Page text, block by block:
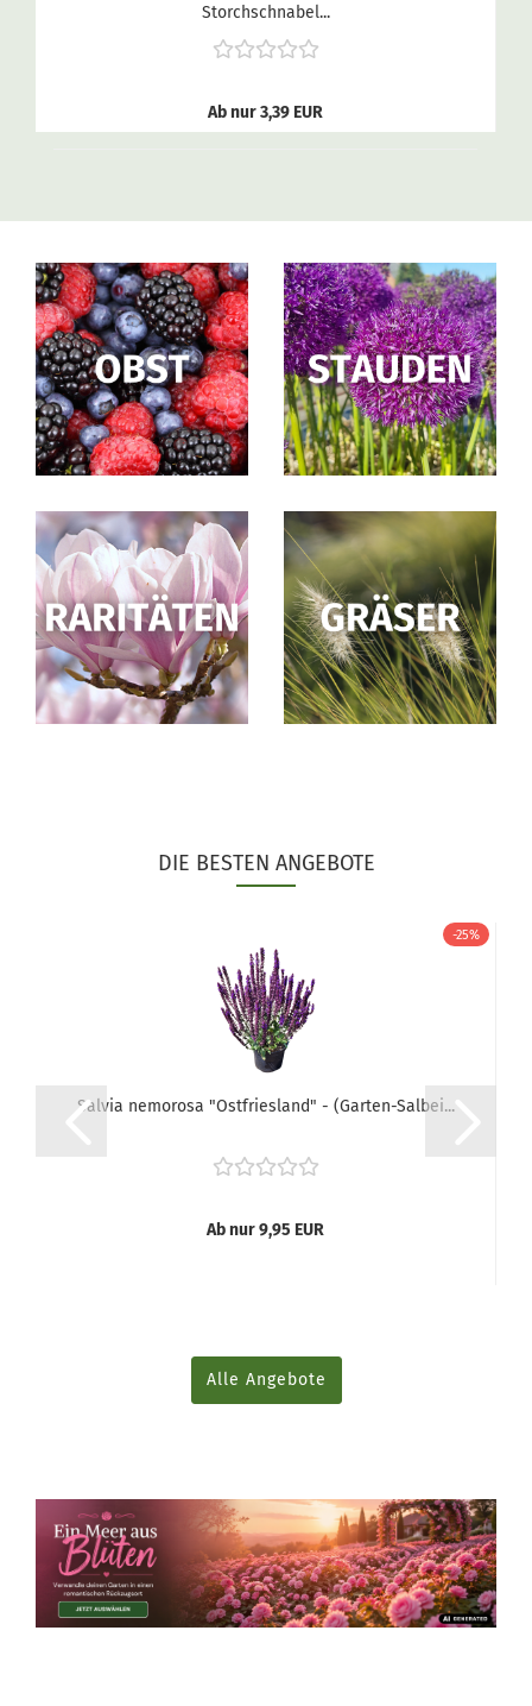
Storchschnabel...
Ab nur 3,39 EUR
DIE BESTEN ANGEBOTE
-25%
Salvia nemorosa "Ostfriesland" - (Garten-Salbei...
Ab nur 9,95 EUR
Alle Angebote